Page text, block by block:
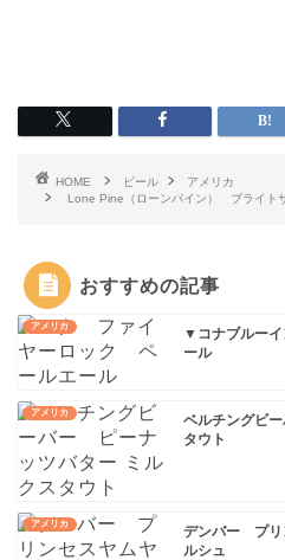
HOME ビール
アメリカ
Lone Pine（ローンパイン） ブライト
おすすめの記事
アメリカ
▼コナブルー
ール
アメリカ
ベルチングビ
タウト
アメリカ
デンバー プ
ルシュ